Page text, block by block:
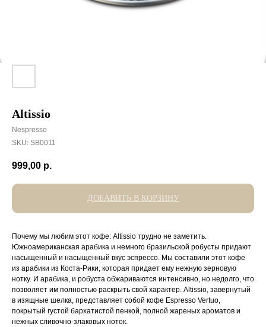
Altissio
Nespresso
SKU: SB0011
999,00 р.
ДОБАВИТЬ В КОРЗИНУ
Почему мы любим этот кофе: Altissio трудно не заметить.
Южноамериканская арабика и немного бразильской робусты придают
насыщенный и насыщенный вкус эспрессо. Мы составили этот кофе
из арабики из Коста-Рики, которая придает ему нежную зерновую
нотку. И арабика, и робуста обжариваются интенсивно, но недолго, что
позволяет им полностью раскрыть свой характер. Altissio, завернутый
в изящные шелка, представляет собой кофе Espresso Vertuo,
покрытый густой бархатистой пенкой, полной жареных ароматов и
нежных сливочно-злаковых ноток.